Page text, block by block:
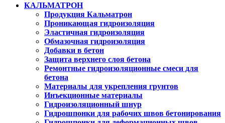
КАЛЬМАТРОН
Продукция Кальматрон
Проникающая гидроизоляция
Эластичная гидроизоляция
Обмазочная гидроизоляция
Добавки в бетон
Защита верхнего слоя бетона
Ремонтные гидроизоляционные смеси для
бетона
Материалы для укрепления грунтов
Инъекционные материалы
Гидроизоляционный шнур
Гидрошпонки для рабочих швов бетонирования